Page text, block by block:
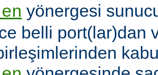
yönergesi
belli port(lar)dan